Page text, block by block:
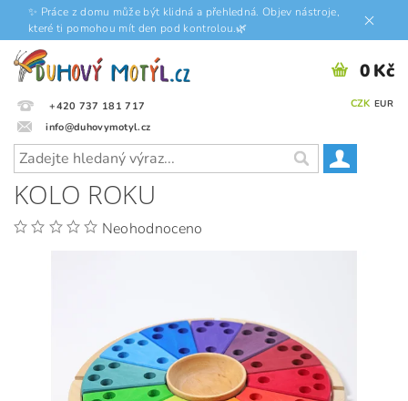
✨ Práce z domu může být klidná a přehledná. Objev nástroje,
které ti pomohou mít den pod kontrolou.🌿
+420 737 181 717
info@duhovymotyl.cz
CZK EUR
0 Kč
KOLO ROKU
Neohodnoceno